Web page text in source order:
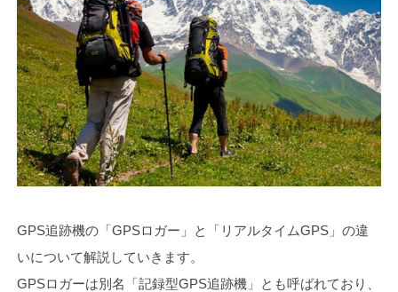
GPS追跡機の「GPSロガー」と「リアルタイムGPS」の違
いについて解説していきます。
GPSロガーは別名「記録型GPS追跡機」とも呼ばれており、